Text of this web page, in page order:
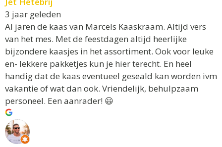
3 jaar geleden
Al jaren de kaas van Marcels Kaaskraam. Altijd vers
van het mes. Met de feestdagen altijd heerlijke
bijzondere kaasjes in het assortiment. Ook voor leuke
en- lekkere pakketjes kun je hier terecht. En heel
handig dat de kaas eventueel geseald kan worden ivm
vakantie of wat dan ook. Vriendelijk, behulpzaam
personeel. Een aanrader! 😃